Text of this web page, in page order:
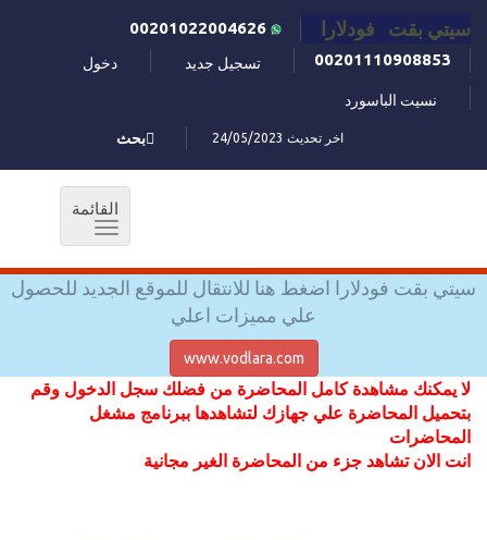
سيتي بقت فودلارا
00201110908853
تسجيل جديد دخول
نسيت الباسورد
اخر تحديث 24/05/2023 بحث
القائمة
Toggle
سيتي بقت فودلارا اضغط هنا للانتقال للموقع الجديد للحصول
علي مميزات اعلي
www.vodlara.com
لا يمكنك مشاهدة كامل المحاضرة من فضلك سجل الدخول وقم
بتحميل المحاضرة علي جهازك لتشاهدها ببرنامج مشغل
المحاضرات
انت الان تشاهد جزء من المحاضرة الغير مجانية